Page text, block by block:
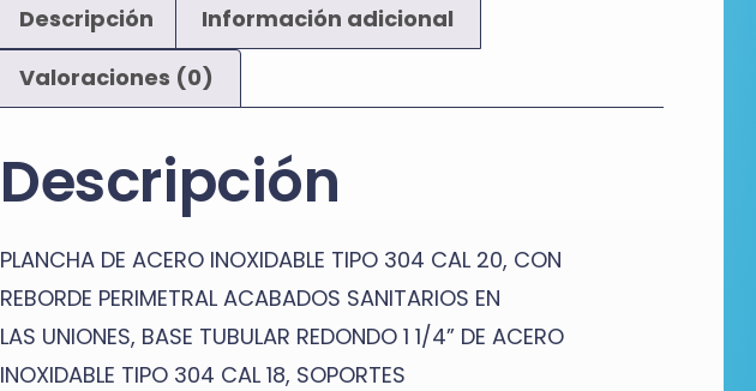
Descripción
Información adicional
Valoraciones (0)
Descripción
PLANCHA DE ACERO INOXIDABLE TIPO 304 CAL 20, CON
REBORDE PERIMETRAL ACABADOS SANITARIOS EN
LAS UNIONES, BASE TUBULAR REDONDO 1 1/4” DE ACERO
INOXIDABLE TIPO 304 CAL 18, SOPORTES